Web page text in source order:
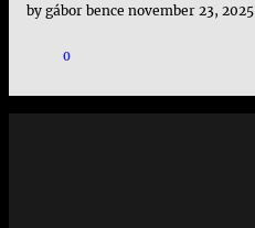
by gábor bence november 23, 2025
0